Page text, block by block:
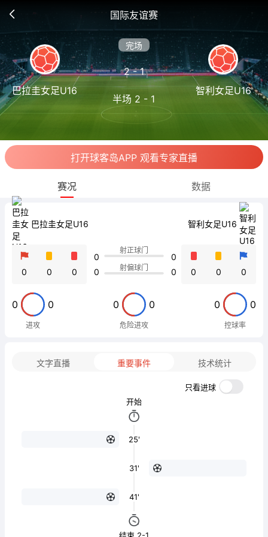
国际友谊赛
巴拉圭女足U16
完场
2 - 1
半场 2 - 1
智利女足U16
打开球客岛APP 观看专家直播
赛况 数据
巴拉圭女足U16 智利女足U16
0 0 0
0
0
射正球门
射偏球门
0
0
0 0 0
0 0
进攻
0 0
危险进攻
0 0
控球率
文字直播 重要事件 技术统计
只看进球
开始
25'
31'
41'